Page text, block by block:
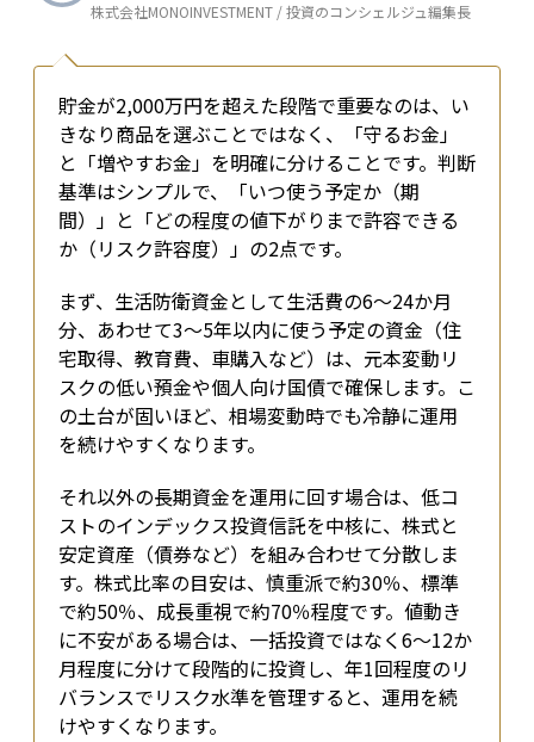
株式会社MONOINVESTMENT / 投資のコンシェルジュ編集長
貯金が2,000万円を超えた段階で重要なのは、い
きなり商品を選ぶことではなく、「守るお金」
と「増やすお金」を明確に分けることです。判断
基準はシンプルで、「いつ使う予定か（期
間）」と「どの程度の値下がりまで許容できる
か（リスク許容度）」の2点です。
まず、生活防衛資金として生活費の6〜24か月
分、あわせて3〜5年以内に使う予定の資金（住
宅取得、教育費、車購入など）は、元本変動リ
スクの低い預金や個人向け国債で確保します。こ
の土台が固いほど、相場変動時でも冷静に運用
を続けやすくなります。
それ以外の長期資金を運用に回す場合は、低コ
ストのインデックス投資信託を中核に、株式と
安定資産（債券など）を組み合わせて分散しま
す。株式比率の目安は、慎重派で約30％、標準
で約50％、成長重視で約70％程度です。値動き
に不安がある場合は、一括投資ではなく6〜12か
月程度に分けて段階的に投資し、年1回程度のリ
バランスでリスク水準を管理すると、運用を続
けやすくなります。